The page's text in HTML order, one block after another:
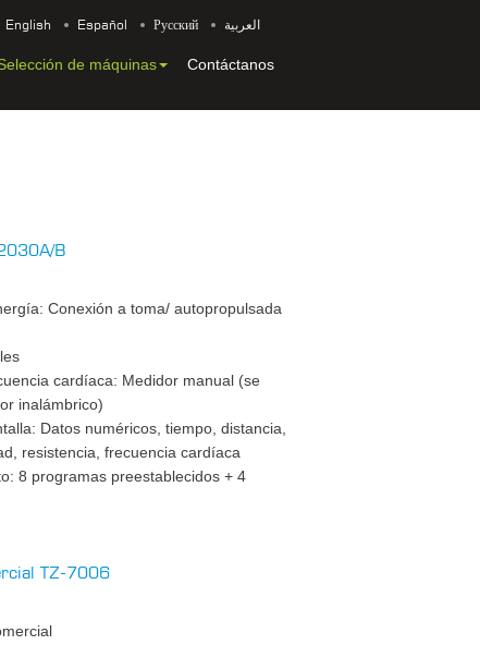
English Español Русский العربية
de máquinas Contáctanos
B
Conexión a toma/ autopropulsada
cardíaca: Medidor manual (se
inalámbrico)
Datos numéricos, tiempo, distancia,
resistencia, frecuencia cardíaca
8 programas preestablecidos + 4
TZ-7006